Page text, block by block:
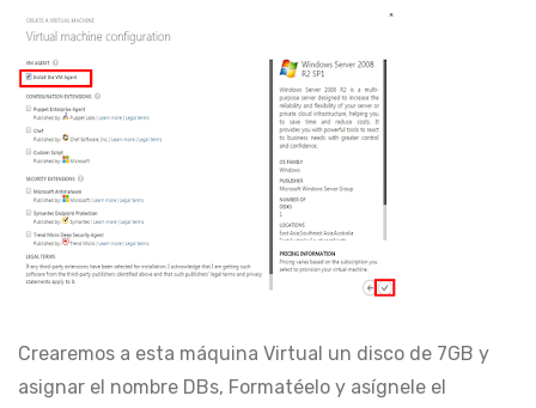
Crearemos a esta máquina Virtual un disco de 7GB y
asignar el nombre DBs, Formatéelo y asígnele el